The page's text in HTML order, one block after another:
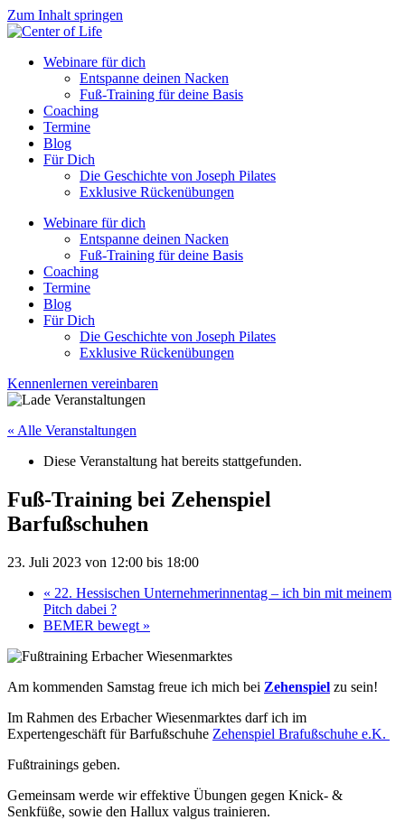
Zum Inhalt springen
Webinare für dich
Entspanne deinen Nacken
Fuß-Training für deine Basis
Coaching
Termine
Blog
Für Dich
Die Geschichte von Joseph Pilates
Exklusive Rückenübungen
Webinare für dich
Entspanne deinen Nacken
Fuß-Training für deine Basis
Coaching
Termine
Blog
Für Dich
Die Geschichte von Joseph Pilates
Exklusive Rückenübungen
Kennenlernen vereinbaren
« Alle Veranstaltungen
Diese Veranstaltung hat bereits stattgefunden.
Fuß-Training bei Zehenspiel
Barfußschuhen
23. Juli 2023 von 12:00 bis 18:00
« 22. Hessischen Unternehmerinnentag – ich bin mit meinem
Pitch dabei ?
BEMER bewegt »
Am kommenden Samstag freue ich mich bei Zehenspiel zu sein!
Im Rahmen des Erbacher Wiesenmarktes darf ich im
Expertengeschäft für Barfußschuhe Zehenspiel Brafußschuhe e.K.
Fußtrainings geben.
Gemeinsam werde wir effektive Übungen gegen Knick- &
Senkfüße, sowie den Hallux valgus trainieren.